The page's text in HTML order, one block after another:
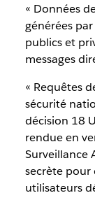
« Données
générées
publics et
messages
« Requêtes
sécurité
décision 18
rendue en
Surveillance
secrète pour
utilisateurs